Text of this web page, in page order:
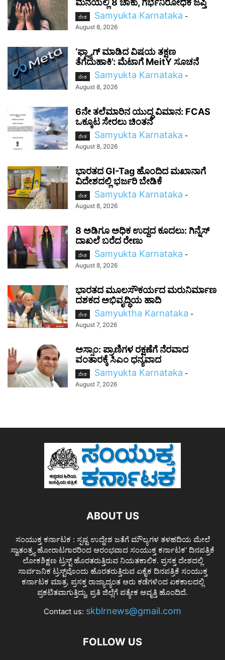
ಮನೆಯಲ್ಲಿ 8 ಚಾಕು, ಗರ್ಭನಿರೋಧಕ ಜಪ್ತಿ
ದೇಶ Samyukta Karnataka -
August 8, 2026
‘ಫ್ಲ್ಯಾಗ್ ಮಾಡಿದ ವಿಷಯ ತಕ್ಷಣ
ತೆಗೆದುಹಾಕಿ’: ಮೆಟಾಗೆ MeitY ಸೂಚನೆ
ದೇಶ Samyukta Karnataka -
August 8, 2026
6ನೇ ತಲೆಮಾರಿನ ಯುದ್ಧ ವಿಮಾನ: FCAS
ಒಕ್ಕೂಟ ಸೇರಲು ಚಿಂತನೆ
ದೇಶ Samyukta Karnataka -
August 8, 2026
ಭಾರತದ GI-Tag ಹೊಂದಿದ ಮಖಾನಾಗೆ
ವಿದೇಶದಲ್ಲಿ ಭರ್ಜರಿ ಬೇಡಿಕೆ
ದೇಶ Samyukta Karnataka -
August 8, 2026
8 ಅಡಿಗೂ ಅಧಿಕ ಉದ್ದದ ಕೂದಲು: ಗಿನ್ನೆಸ್
ದಾಖಲೆ ಬರೆದ ರೇಣು
ದೇಶ Samyukta Karnataka -
August 8, 2026
ಭಾರತದ ಮೂಲಸೌಕರ್ಯದ ಮರುನಿರ್ಮಾಣ
ದಶಕದ ಅಭಿವೃದ್ಧಿಯ ಹಾದಿ
ದೇಶ Samyuktha Karnataka -
August 7, 2026
ಅಸ್ಸಾಂ: ಪ್ರಾಣಿಗಳ ರಕ್ಷಣೆಗೆ ನೆರವಾದ
ವಂತಾರಕ್ಕೆ ಸಿಎಂ ಧನ್ಯವಾದ
ದೇಶ Samyukta Karnataka -
August 7, 2026
ABOUT US
ಸಂಯುಕ್ತ ಕರ್ನಾಟಕ : ಸ್ಪಷ್ಟ ಉದ್ದೇಶ ಜತೆಗೆ ಮೌಲ್ಯಗಳ ತಳಹದಿಯ ಮೇಲೆ
ಸ್ವಾತಂತ್ರ್ಯ ಹೋರಾಟಗಾರರಿಂದ ಆರಂಭವಾದ ಸಂಯುಕ್ತ ಕರ್ನಾಟಕ' ದಿನಪತ್ರಿಕೆ
ಲೋಕಶಿಕ್ಷಣ ಟ್ರಸ್ಟ್ ಹೊರತರುತ್ತಿರುವ ನಿಯತಕಾಲಿಕ. ಪ್ರಸಕ್ತ ದೇಶದಲ್ಲಿ
ಸಾರ್ವಜನಿಕ ಟ್ರಸ್ಟ್‌ವೊಂದು ಹೊರತರುತ್ತಿರುವ ಏಕೈಕ ದಿನಪತ್ರಿಕೆ ಸಂಯುಕ್ತ
ಕರ್ನಾಟಕ ಮಾತ್ರ. ಪ್ರಸಕ್ತ ರಾಜ್ಯಾದ್ಯಂತ ಆರು ಕಡೆಗಳಿಂದ ಏಕಕಾಲದಲ್ಲಿ
ಪ್ರಕಟಿತವಾಗುತ್ತಿದ್ದು, ಪ್ರತಿ ಜಿಲ್ಲೆಗೆ ಪತ್ಯೇಕ ಆವೃತ್ತಿ ಹೊಂದಿದೆ.
Contact us: skblrnews@gmail.com
FOLLOW US